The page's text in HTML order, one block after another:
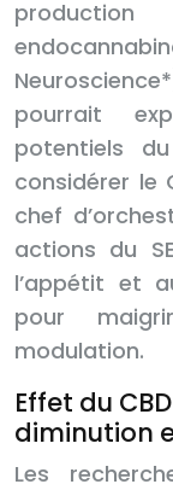
pourrait
potentiels
considérer le
chef
actions du
l’appétit et
pour
modulation.
Effet du
diminution
Les